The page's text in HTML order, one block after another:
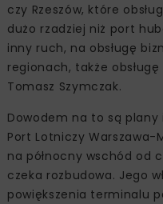
czy Rzeszów, które
dużo rzadziej niż port
inny ruch, na obsługę
regionach, także
Tomasz Szymczak.
Dowodem na to są plany
Port Lotniczy Warszawa-
na północny wschód od
czeka rozbudowa. Jego
powiększenia terminalu